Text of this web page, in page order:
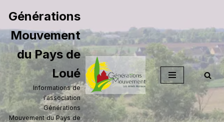
Aller
au
contenu
Générations
Mouvement
du Pays de
Loué
Informations de
l'association
Générations
Mouvement du Pays de